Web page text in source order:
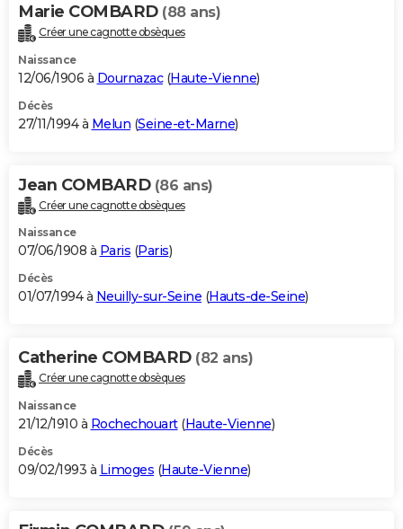
Marie COMBARD (88 ans)
Créer une cagnotte obsèques
Naissance
12/06/1906 à Dournazac(Haute-Vienne)
Décès
27/11/1994 à Melun (Seine-et-Marne)
Jean COMBARD (86 ans)
Créer une cagnotte obsèques
Naissance
07/06/1908 à Paris (Paris)
Décès
01/07/1994 à Neuilly-sur-Seine (Hauts-de-Seine)
Catherine COMBARD (82 ans)
Créer une cagnotte obsèques
Naissance
21/12/1910 à Rochechouart(Haute-Vienne)
Décès
09/02/1993 à Limoges (Haute-Vienne)